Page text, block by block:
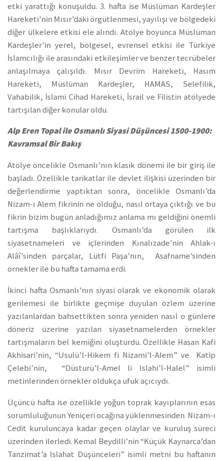
etki yarattığı konuşuldu. 3. hafta ise Müslüman Kardeşler
Hareketi’nin Mısır’daki örgütlenmesi, yayılışı ve bölgedeki
diğer ülkelere etkisi ele alındı. Atölye boyunca Müslüman
Kardeşler’in yerel, bölgesel, evrensel etkisi ile Türkiye
İslamcılığı ile arasındaki etkileşimler ve benzer tecrübeler
anlaşılmaya çalışıldı. Mısır Devrim Hareketi, Hasım
Hareketi, Müslüman Kardeşler, HAMAS, Selefilik,
Vahabilik, İslami Cihad Hareketi, İsrail ve Filistin atölyede
tartışılan diğer konular oldu.
Alp Eren Topal ile Osmanlı Siyasi Düşüncesi 1500-1900:
Kavramsal Bir Bakış
Atölye öncelikle Osmanlı’nın klasik dönemi ile bir giriş ile
başladı. Özellikle tarikatlar ile devlet ilişkisi üzerinden bir
değerlendirme yaptıktan sonra, öncelikle Osmanlı’da
Nizam-ı Alem fikrinin ne olduğu, nasıl ortaya çıktığı ve bu
fikrin bizim bugün anladığımız anlama mı geldiğini önemli
tartışma başlıklarıydı. Osmanlı’da görülen ilk
siyasetnameleri ve içlerinden Kınalızade’nin Ahlak-ı
Alâî’sinden parçalar, Lütfi Paşa’nın, Asafname’sinden
örnekler ile bu hafta tamama erdi.
İkinci hafta Osmanlı’nın siyasi olarak ve ekonomik olarak
gerilemesi ile birlikte geçmişe duyulan özlem üzerine
yazılanlardan bahsettikten sonra yeniden nasıl o günlere
döneriz üzerine yazılan siyasetnamelerden örnekler
tartışmaların bel kemiğini oluşturdu. Özellikle Hasan Kafi
Akhisari’nin, “Usulü’l-Hikem fi Nizami’l-Alem” ve Katip
Çelebi’nin, “Düsturü’l-Amel li Islahi’l-Halel” isimli
metinlerinden örnekler oldukça ufuk açıcıydı.
Üçüncü hafta ise özellikle yoğun toprak kayıplarının esas
sorumluluğunun Yeniçeri ocağına yüklenmesinden Nizam-ı
Cedit kuruluncaya kadar geçen olaylar ve kuruluş süreci
üzerinden ilerledi. Kemal Beydilli’nin “Küçük Kaynarca’dan
Tanzimat’a Islahat Düşünceleri” isimli metni bu haftanın